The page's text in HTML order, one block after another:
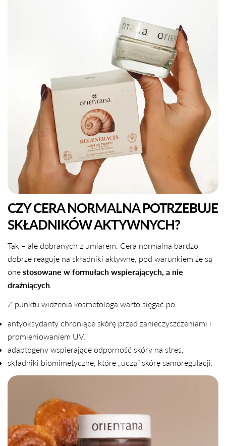
CZY CERA NORMALNA POTRZEBUJE
SKŁADNIKÓW AKTYWNYCH?
Tak – ale dobranych z umiarem. Cera normalna bardzo
dobrze reaguje na składniki aktywne, pod warunkiem że są
one stosowane w formułach wspierających, a nie
drażniących
Z punktu widzenia kosmetologa warto sięgać po:
antyoksydanty chroniące skórę przed zanieczyszczeniami i
promieniowaniem UV,
adaptogeny wspierające odporność skóry na stres,
składniki biomimetyczne, które „uczą” skórę samoregulacji.